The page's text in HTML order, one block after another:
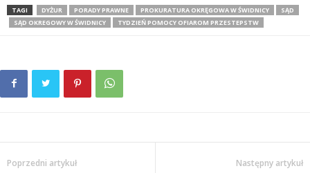
TAGI DYŻUR PORADY PRAWNE PROKURATURA OKRĘGOWA W ŚWIDNICY
SĄD
SĄD OKREGOWY W ŚWIDNICY
TYDZIEŃ POMOCY OFIAROM PRZESTEPSTW
Poprzedni artykuł Następny artykuł